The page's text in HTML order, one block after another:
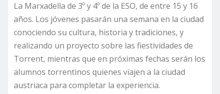
La Marxadella de 3º y 4º de la ESO, de entre 15 y 16
años. Los jóvenes pasarán una semana en la ciudad
conociendo su cultura, historia y tradiciones, y
realizando un proyecto sobre las fiestividades de
Torrent, mientras que en próximas fechas serán los
alumnos torrentinos quienes viajen a la ciudad
austriaca para completar la experiencia.